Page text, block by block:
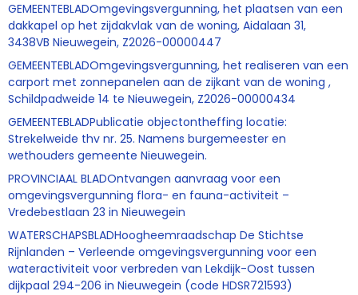
GEMEENTEBLADOmgevingsvergunning, het plaatsen van een
dakkapel op het zijdakvlak van de woning, Aidalaan 31,
3438VB Nieuwegein, Z2026-00000447
GEMEENTEBLADOmgevingsvergunning, het realiseren van een
carport met zonnepanelen aan de zijkant van de woning ,
Schildpadweide 14 te Nieuwegein, Z2026-00000434
GEMEENTEBLADPublicatie objectontheffing locatie:
Strekelweide thv nr. 25. Namens burgemeester en
wethouders gemeente Nieuwegein.
PROVINCIAAL BLADOntvangen aanvraag voor een
omgevingsvergunning flora- en fauna-activiteit –
Vredebestlaan 23 in Nieuwegein
WATERSCHAPSBLADHoogheemraadschap De Stichtse
Rijnlanden – Verleende omgevingsvergunning voor een
wateractiviteit voor verbreden van Lekdijk-Oost tussen
dijkpaal 294-206 in Nieuwegein (code HDSR721593)